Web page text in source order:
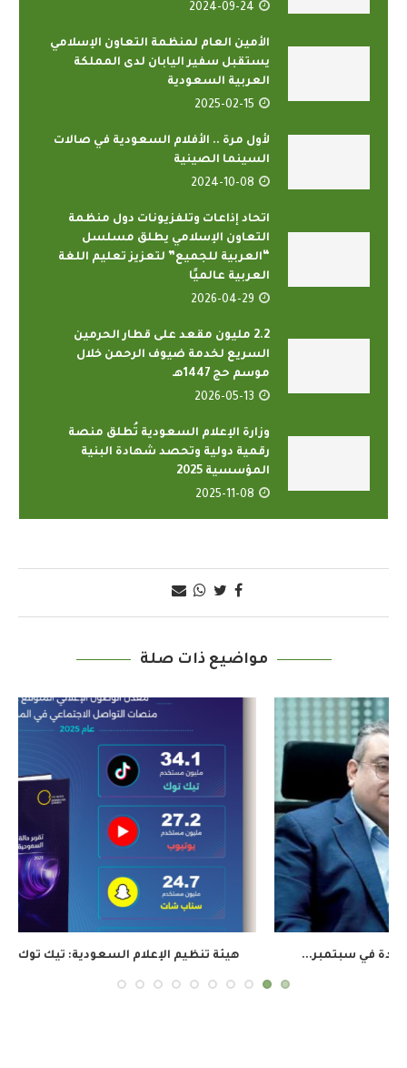
2024-09-24
الأمين العام لمنظمة التعاون الإسلامي
يستقبل سفير اليابان لدى المملكة
العربية السعودية
2025-02-15
لأول مرة .. الأفلام السعودية في صالات
السينما الصينية
2024-10-08
اتحاد إذاعات وتلفزيونات دول منظمة
التعاون الإسلامي يطلق مسلسل
“العربية للجميع” لتعزيز تعليم اللغة
العربية عالميًا
2026-04-29
2.2 مليون مقعد على قطار الحرمين
السريع لخدمة ضيوف الرحمن خلال
موسم حج 1447هـ
2026-05-13
وزارة الإعلام السعودية تُطلق منصة
رقمية دولية وتحصد شهادة البنية
المؤسسية 2025
2025-11-08
مواضيع ذات صلة
هيئة تنظيم الإعلام السعودية: تيك توك يتصدر الوصول...